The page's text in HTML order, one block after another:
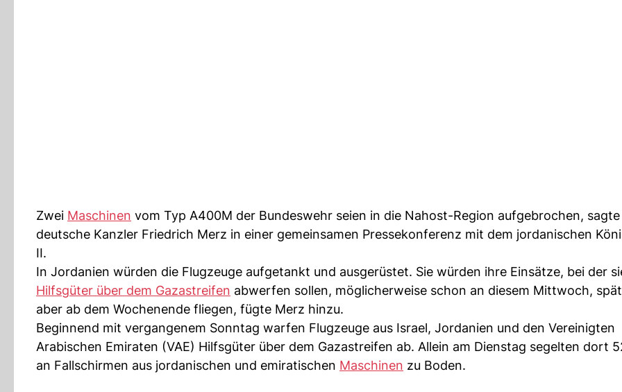
Zwei Maschinen vom Typ A400M der Bundeswehr seien in die Nahost-Region aufgebrochen,
deutsche Kanzler Friedrich Merz in einer gemeinsamen Pressekonferenz mit dem jordanischen
II.
In Jordanien würden die Flugzeuge aufgetankt und ausgerüstet. Sie würden ihre Einsätze, bei der
Hilfsgüter über dem Gazastreifen abwerfen sollen, möglicherweise schon an diesem Mittwoch,
aber ab dem Wochenende fliegen, fügte Merz hinzu.
Beginnend mit vergangenem Sonntag warfen Flugzeuge aus Israel, Jordanien und den Vereinigten
Arabischen Emiraten (VAE) Hilfsgüter über dem Gazastreifen ab. Allein am Dienstag segelten dort
an Fallschirmen aus jordanischen und emiratischen Maschinen zu Boden.